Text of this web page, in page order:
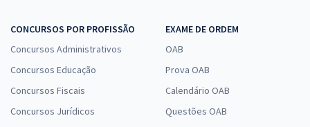
CONCURSOS POR PROFISSÃO
Concursos Administrativos
Concursos Educação
Concursos Fiscais
Concursos Jurídicos
EXAME DE ORDEM
OAB
Prova OAB
Calendário OAB
Questões OAB